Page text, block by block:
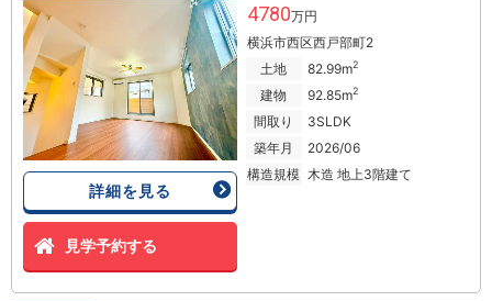
詳細を見る
見学予約する
4780万円
横浜市西区西戸部町2
土地
82.99m2
建物 92.85m2
間取り
3SLDK
築年月
2026/06
構造規模 木造 地上3階建て